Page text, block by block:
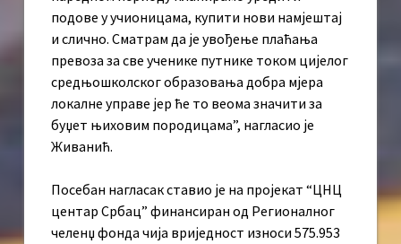
подове у учионицама, купити нови намјештај
и слично. Сматрам да је увођење плаћања
превоза за све ученике путнике током цијелог
средњошколског образовања добра мјера
локалне управе јер ће то веома значити за
буџет њиховим породицама”, нагласио је
Живанић.
Посебан нагласак ставио је на пројекат “ЦНЦ
центар Србац” финансиран од Регионалног
челенџ фонда чија вриједност износи 575.953